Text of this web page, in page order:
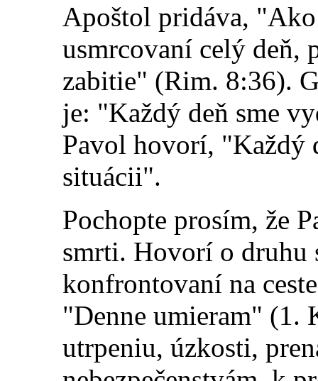
Apoštol pridáva, "Ako
usmrcovaní celý deň,
zabitie" (Rim. 8:36).
je: "Každý deň sme
Pavol hovorí, "Každý
situácii".
Pochopte prosím, že
smrti. Hovorí o druhu
konfrontovaní na
"Denne umieram" (1.
utrpeniu, úzkosti,